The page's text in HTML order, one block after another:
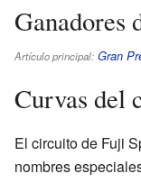
Ganadores
Artículo principal: Gran
Curvas del
El circuito de Fuji
nombres